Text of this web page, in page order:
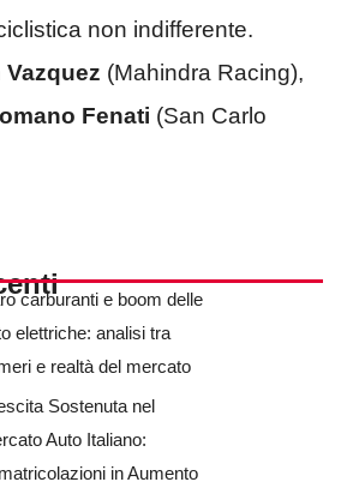
non indifferente.
Vazquez (Mahindra Racing),
Fenati (San Carlo
carburanti e boom delle
elettriche: analisi tra
e realtà del mercato
Sostenuta nel
Auto Italiano:
in Aumento